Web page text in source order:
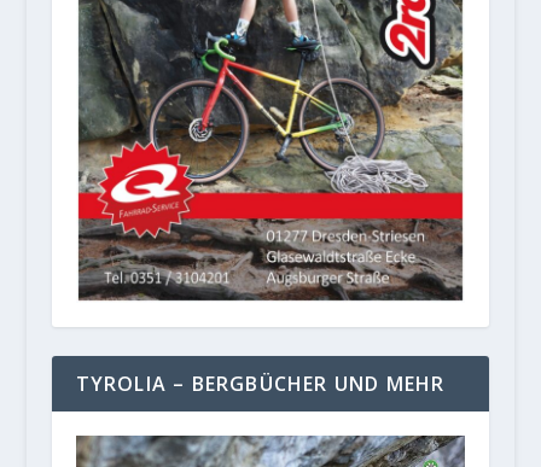
TYROLIA – BERGBÜCHER UND MEHR